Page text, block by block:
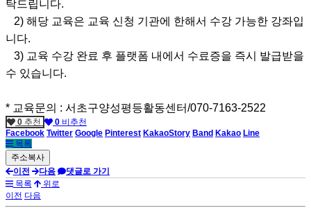
탁드립니다.
2) 해당 교육은 교육 신청 기관에 한해서 수강 가능한 강좌입
니다.
3) 교육 수강 완료 후 플랫폼 내에서 수료증을 즉시 발급받을
수 있습니다.
* 교육문의 : 서초구양성평등활동센터/070-7163-2522
0 추천 0 비추천
Facebook Twitter Google Pinterest KakaoStory Band Kakao Line
목록
이전 다음
댓글로 가기
목록
위로
이전 다음